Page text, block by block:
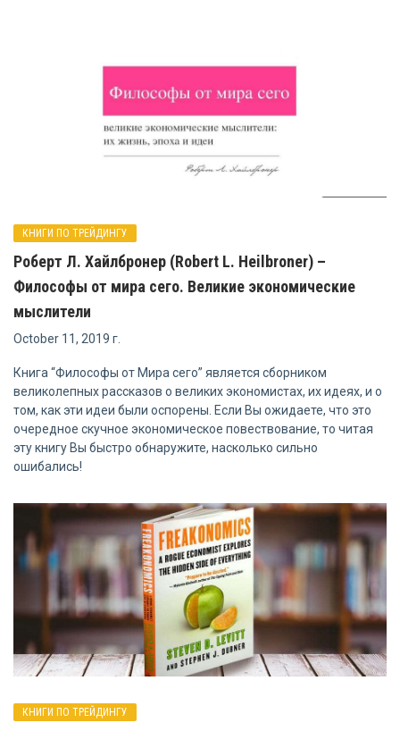
КНИГИ ПО ТРЕЙДИНГУ
Роберт Л. Хайлбронер (Robert L. Heilbroner) –
Философы от мира сего. Великие экономические
мыслители
October 11, 2019 г.
Книга “Философы от Мира сего” является сборником
великолепных рассказов о великих экономистах, их идеях, и о
том, как эти идеи были оспорены. Если Вы ожидаете, что это
очередное скучное экономическое повествование, то читая
эту книгу Вы быстро обнаружите, насколько сильно
ошибались!
КНИГИ ПО ТРЕЙДИНГУ